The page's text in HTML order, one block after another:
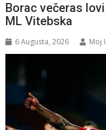
Borac večeras
ML Vitebska
6 Augusta, 2026 Moj